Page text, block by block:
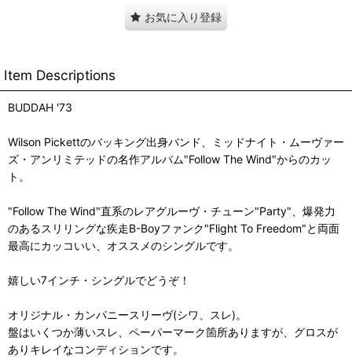
お気に入り登録
Item Descriptions
BUDDAH '73
Wilson Pickettのバッキング出身バンド、ミッドナイト・ムーヴァー
ズ・アンリミテッドの名作アルバム"Follow The Wind"からのカッ
ト。
"Follow The Wind"直系のレアグルーヴ・チューン"Party"、爆発力
のあるスリリングな疾走B-Boyファンク"Flight To Freedom"と両面
最高にカッコいい、オススメのシングルです。
嬉しい7インチ・シングルでどうぞ！
オリジナル・カンパニースリーヴ(シワ、スレ)。
盤はいくつか薄いスレ、ペーパーマーク箇所ありますが、グロスが
ありキレイなコンディションです。